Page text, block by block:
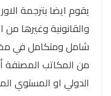
يقوم ايضا بترجمة
والقانونية وغيرها
شامل ومتكامل في
من المكاتب المصنفة
الدولي او المستوي